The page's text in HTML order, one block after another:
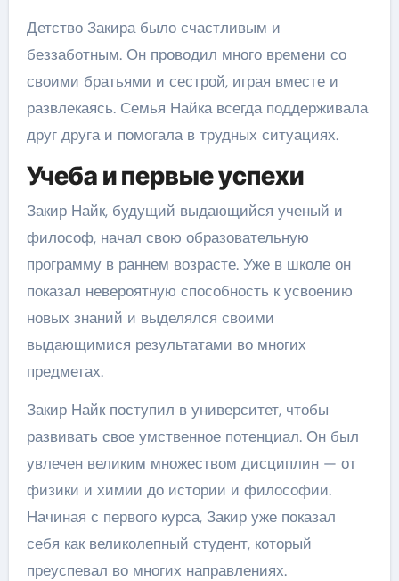
Детство Закира было счастливым и
беззаботным. Он проводил много времени со
своими братьями и сестрой, играя вместе и
развлекаясь. Семья Найка всегда поддерживала
друг друга и помогала в трудных ситуациях.
Учеба и первые успехи
Закир Найк, будущий выдающийся ученый и
философ, начал свою образовательную
программу в раннем возрасте. Уже в школе он
показал невероятную способность к усвоению
новых знаний и выделялся своими
выдающимися результатами во многих
предметах.
Закир Найк поступил в университет, чтобы
развивать свое умственное потенциал. Он был
увлечен великим множеством дисциплин — от
физики и химии до истории и философии.
Начиная с первого курса, Закир уже показал
себя как великолепный студент, который
преуспевал во многих направлениях.